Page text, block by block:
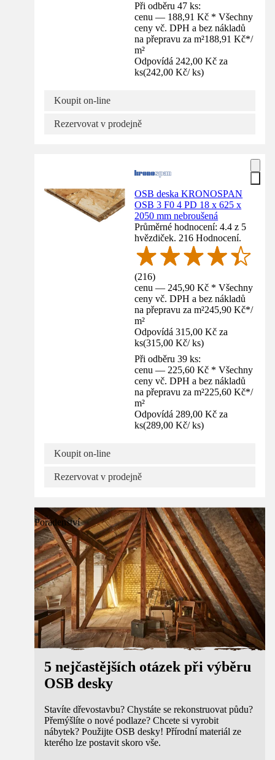
Při odběru 47 ks:
cenu — 188,91 Kč * Všechny
ceny vč. DPH a bez nákladů
na přepravu za m²188,91 Kč*/
m²
Odpovídá 242,00 Kč za
ks(242,00 Kč/ ks)
Koupit on-line
Rezervovat v prodejně
OSB deska KRONOSPAN
OSB 3 F0 4 PD 18 x 625 x
2050 mm nebroušená
Průměrné hodnocení: 4.4 z 5
hvězdiček. 216 Hodnocení.
(216)
cenu — 245,90 Kč * Všechny
ceny vč. DPH a bez nákladů
na přepravu za m²245,90 Kč*/
m²
Odpovídá 315,00 Kč za
ks(315,00 Kč/ ks)
Při odběru 39 ks:
cenu — 225,60 Kč * Všechny
ceny vč. DPH a bez nákladů
na přepravu za m²225,60 Kč*/
m²
Odpovídá 289,00 Kč za
ks(289,00 Kč/ ks)
Koupit on-line
Rezervovat v prodejně
Poradenství
5 nejčastějších otázek při výběru
OSB desky
Stavíte dřevostavbu? Chystáte se rekonstruovat půdu?
Přemýšlíte o nové podlaze? Chcete si vyrobit
nábytek? Použijte OSB desky! Přírodní materiál ze
kterého lze postavit skoro vše.